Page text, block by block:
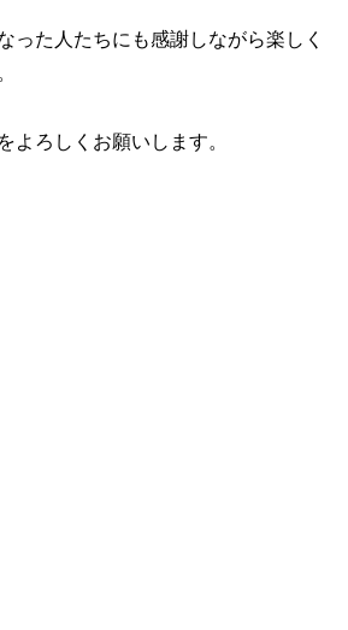
った人たちにも感謝しながら楽しく
よろしくお願いします。